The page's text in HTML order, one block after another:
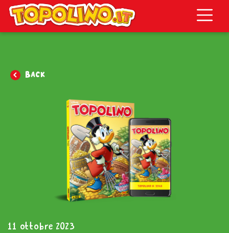
Topolino.it
Back
11 ottobre 2023